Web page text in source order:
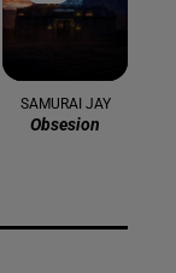
SAMURAI JAY
Obsesion